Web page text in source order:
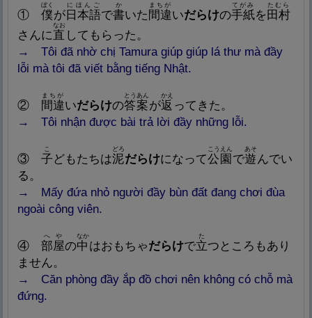
① 僕
Nghĩa: Tôi, tao tớ, người hầu,
ぼく
が日 本
Nghĩa: Gốc, rễ, cội nguồn của
語
にほんご
で書
か
いた 間違
まちが
いだらけの手紙
てがみ
を 田 村
たむら
さんに直
Nghĩa: Thẳng thắn, ngay thẳng,
なお
してもらった。
→ Tôi đã nhờ chị Tamura giúp giúp lá thư mà đầy
lỗi mà tôi đã viết bằng tiếng Nhật.
② 間違
まちが
いだらけの答案
とうあん
が返
かえ
ってきた。
→ Tôi nhận được bài trả lời đầy những lỗi.
③ 子
こ
どもたちは泥
どろ
だらけになって公
Nghĩa: Quần chúng, chính thức,
園
Nghĩa: Vườn, công viên, trang
こうえん
で遊
あそ
んでい
る。
→ Mấyđứa nhỏ người đầy bùn đất đang chơi đùa
ngoài công viên.
④ 部屋
Nghĩa: Mái nhà, nóc nhà, nhà ở,
へや
の中
なか
はおもちゃだらけで立
た
つところもあり
ません。
→ Căn phòng đầy ắp đồ chơi nên không có chỗ mà
đứng.